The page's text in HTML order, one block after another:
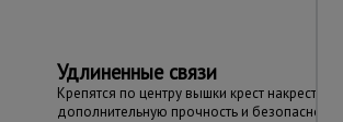
Удлиненные связи
Крепятся по центру вышки крест накрест,
дополнительную прочность и безопасность